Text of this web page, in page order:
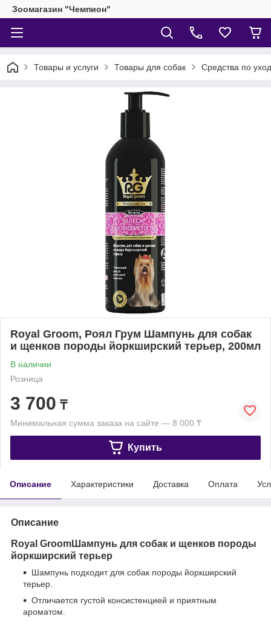
Зоомагазин "Чемпион"
Товары и услуги Товары для собак Средства по
Royal Groom, Роял Грум Шампунь для собак
и щенков породы йоркширский терьер, 200мл
В наличии
Розница
3 700 ₸
Минимальная сумма заказа на сайте — 8 000 ₸
Купить
Описание Характеристики Доставка Оплата
Описание
Royal GroomШампунь для собак и щенков породы
йоркширский терьер
Шампунь подходит для собак породы йоркширский
терьер.
Отличается густой консистенцией и приятным
ароматом.